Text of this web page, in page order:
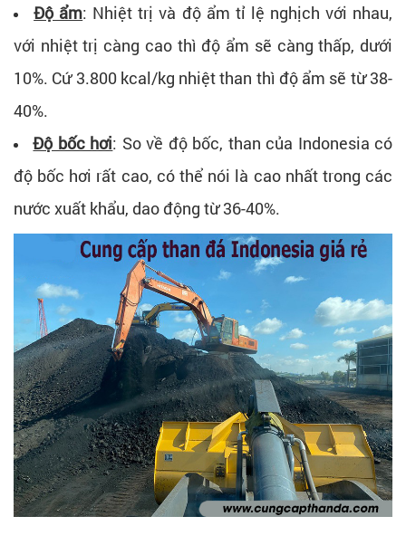
Độ ẩm: Nhiệt trị và độ ẩm tỉ lệ nghịch với nhau,
với nhiệt trị càng cao thì độ ẩm sẽ càng thấp, dưới
10%. Cứ 3.800 kcal/kg nhiệt than thì độ ẩm sẽ từ 38-
40%.
Độ bốc hơi: So về độ bốc, than của Indonesia có
độ bốc hơi rất cao, có thể nói là cao nhất trong các
nước xuất khẩu, dao động từ 36-40%.